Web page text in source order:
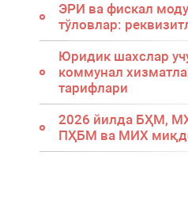
ЭРИ ва фискал
тўловлар:
Юридик шахслар
коммунал
тарифлари
2026 йилда БҲМ,
ПҲБМ ва МИХ